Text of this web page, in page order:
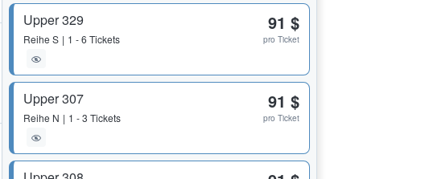
Upper 329
Reihe S 1 - 6 Tickets
91 $
pro Ticket
Upper 307
Reihe N 1 - 3 Tickets
91 $
pro Ticket